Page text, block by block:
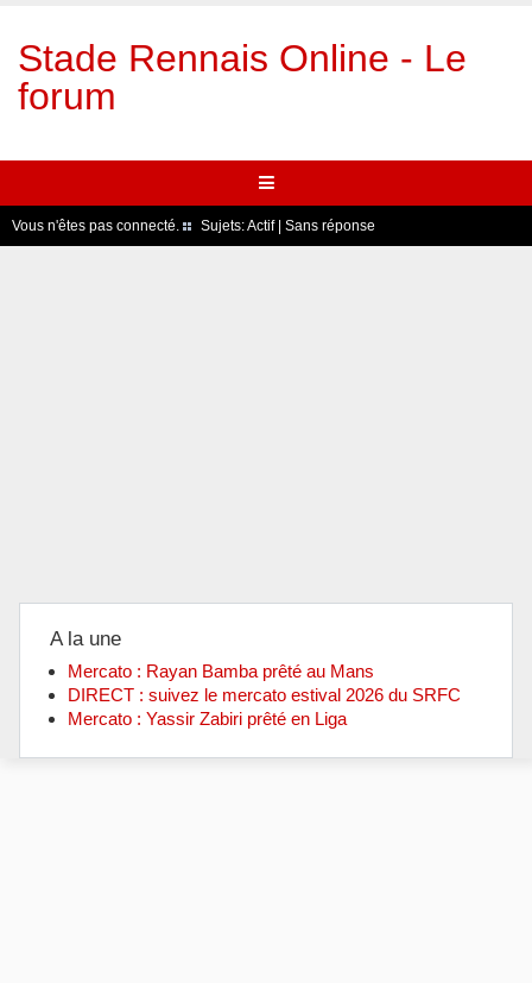
Stade Rennais Online - Le
forum
Vous n'êtes pas connecté. Sujets:Actif| Sans réponse
A la une
Mercato : Rayan Bamba prêté au Mans
DIRECT : suivez le mercato estival 2026 du SRFC
Mercato : Yassir Zabiri prêté en Liga